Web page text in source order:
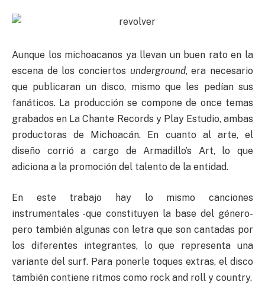
Aunque los michoacanos ya llevan un buen rato en la
escena de los conciertos underground, era necesario
que publicaran un disco, mismo que les pedían sus
fanáticos. La producción se compone de once temas
grabados en La Chante Records y Play Estudio, ambas
productoras de Michoacán. En cuanto al arte, el
diseño corrió a cargo de Armadillo’s Art, lo que
adiciona a la promoción del talento de la entidad.
En este trabajo hay lo mismo canciones
instrumentales -que constituyen la base del género-
pero también algunas con letra que son cantadas por
los diferentes integrantes, lo que representa una
variante del surf. Para ponerle toques extras, el disco
también contiene ritmos como rock and roll y country.